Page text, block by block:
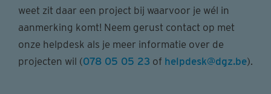
weet zit daar een project bij waarvoor je wél in
aanmerking komt! Neem gerust contact op met
onze helpdesk als je meer informatie over de
projecten wil (078 05 05 23 of helpdesk@dgz.be).